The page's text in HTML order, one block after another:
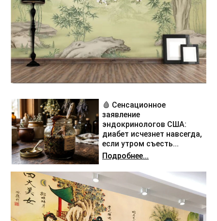
🩸 Сенсационное
заявление
эндокринологов США:
диабет исчезнет навсегда,
если утром съесть...
Подробнее...